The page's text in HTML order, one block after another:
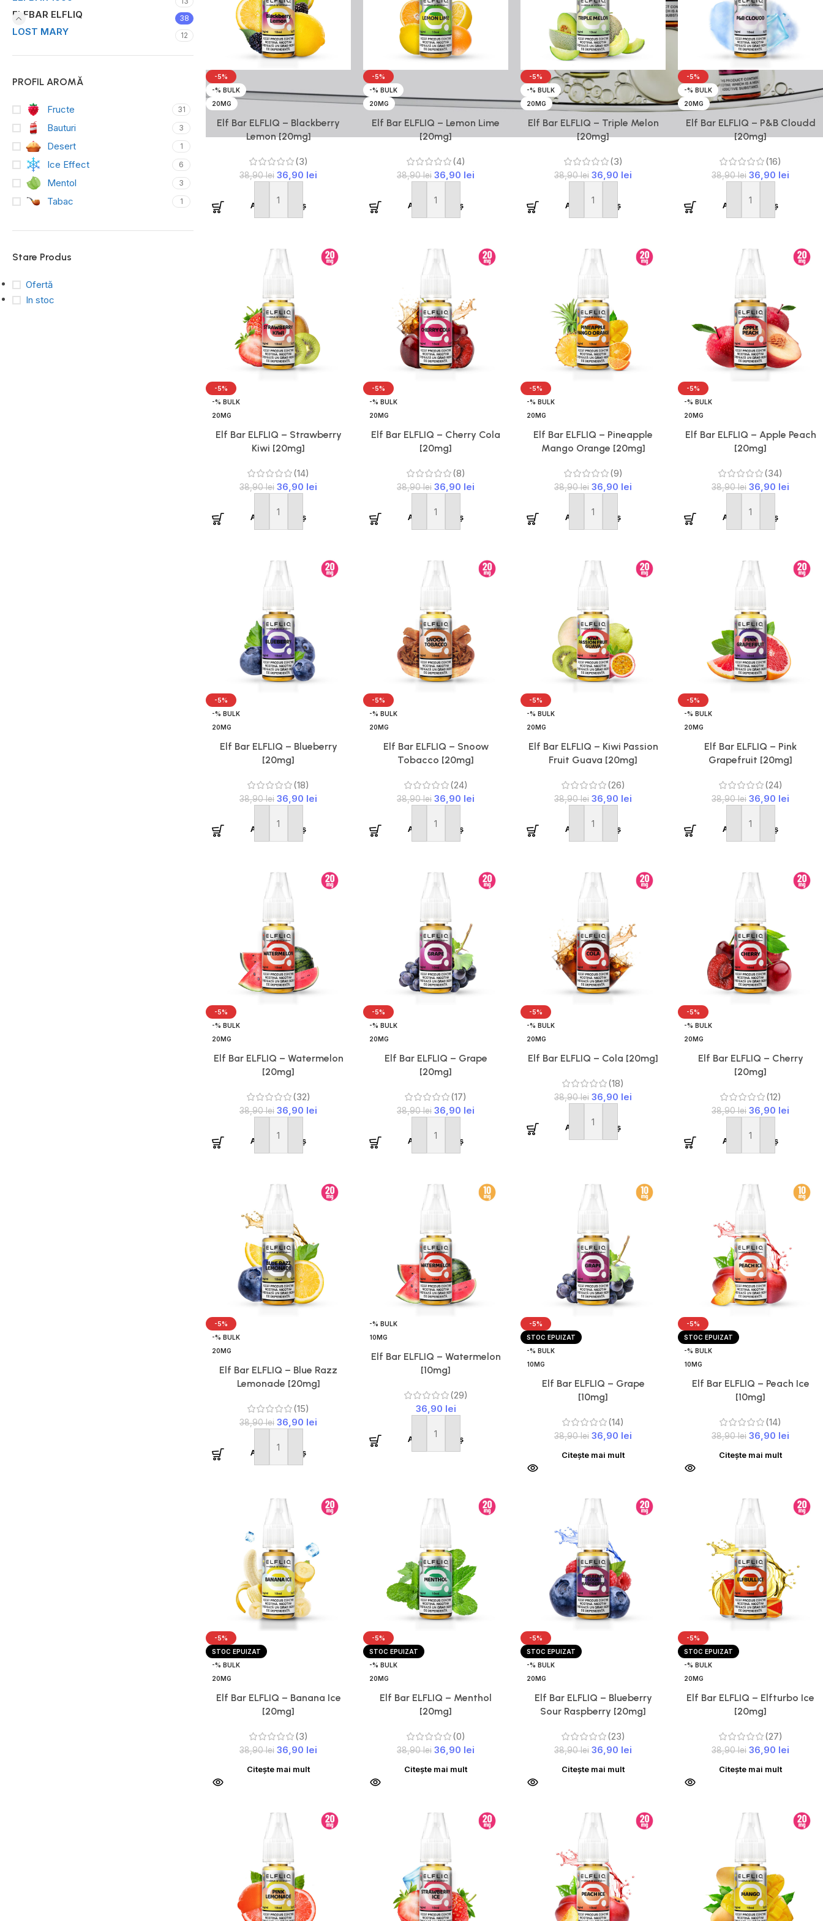
ELFBAR ELFLIQ 38
LOST MARY 12
PROFIL AROMĂ
Fructe 31
Bauturi 3
Desert 1
Ice Effect 6
Mentol 3
Tabac 1
Stare Produs
Ofertă
In stoc
-5%
-% BULK
20MG
Elf Bar ELFLIQ – Blackberry
Lemon [20mg]
(3)
38,90lei 36,90 lei
Adaugă în coș
-5%
-% BULK
20MG
Elf Bar ELFLIQ – Lemon Lime
[20mg]
(4)
38,90lei 36,90 lei
Adaugă în coș
-5%
-% BULK
20MG
Elf Bar ELFLIQ – Triple Melon
[20mg]
(3)
38,90lei 36,90 lei
Adaugă în coș
-5%
-% BULK
20MG
Elf Bar ELFLIQ – P&B Cloudd
[20mg]
(16)
38,90lei 36,90 lei
Adaugă în coș
-5%
-% BULK
20MG
Elf Bar ELFLIQ – Strawberry
Kiwi [20mg]
(14)
38,90lei 36,90 lei
Adaugă în coș
-5%
-% BULK
20MG
Elf Bar ELFLIQ – Cherry Cola
[20mg]
(8)
38,90lei 36,90 lei
Adaugă în coș
-5%
-% BULK
20MG
Elf Bar ELFLIQ – Pineapple
Mango Orange [20mg]
(9)
38,90lei 36,90 lei
Adaugă în coș
-5%
-% BULK
20MG
Elf Bar ELFLIQ – Apple Peach
[20mg]
(34)
38,90lei 36,90 lei
Adaugă în coș
-5%
-% BULK
20MG
Elf Bar ELFLIQ – Blueberry
[20mg]
(18)
38,90lei 36,90 lei
Adaugă în coș
-5%
-% BULK
20MG
Elf Bar ELFLIQ – Snoow
Tobacco [20mg]
(24)
38,90lei 36,90 lei
Adaugă în coș
-5%
-% BULK
20MG
Elf Bar ELFLIQ – Kiwi Passion
Fruit Guava [20mg]
(26)
38,90lei 36,90 lei
Adaugă în coș
-5%
-% BULK
20MG
Elf Bar ELFLIQ – Pink
Grapefruit [20mg]
(24)
38,90lei 36,90 lei
Adaugă în coș
-5%
-% BULK
20MG
Elf Bar ELFLIQ – Watermelon
[20mg]
(32)
38,90lei 36,90 lei
Adaugă în coș
-5%
-% BULK
20MG
Elf Bar ELFLIQ – Grape
[20mg]
(17)
38,90lei 36,90 lei
Adaugă în coș
-5%
-% BULK
20MG
Elf Bar ELFLIQ – Cola [20mg]
(18)
38,90lei 36,90 lei
Adaugă în coș
-5%
-% BULK
20MG
Elf Bar ELFLIQ – Cherry
[20mg]
(12)
38,90lei 36,90 lei
Adaugă în coș
-5%
-% BULK
20MG
Elf Bar ELFLIQ – Blue Razz
Lemonade [20mg]
(15)
38,90lei 36,90 lei
Adaugă în coș
-% BULK
10MG
Elf Bar ELFLIQ – Watermelon
[10mg]
(29)
36,90 lei
Adaugă în coș
-5%
STOC EPUIZAT
-% BULK
10MG
Elf Bar ELFLIQ – Grape
[10mg]
(14)
38,90lei 36,90 lei
Citește mai mult
-5%
STOC EPUIZAT
-% BULK
10MG
Elf Bar ELFLIQ – Peach Ice
[10mg]
(14)
38,90lei 36,90 lei
Citește mai mult
-5%
STOC EPUIZAT
-% BULK
20MG
Elf Bar ELFLIQ – Banana Ice
[20mg]
(3)
38,90lei 36,90 lei
Citește mai mult
-5%
STOC EPUIZAT
-% BULK
20MG
Elf Bar ELFLIQ – Menthol
[20mg]
(0)
38,90lei 36,90 lei
Citește mai mult
-5%
STOC EPUIZAT
-% BULK
20MG
Elf Bar ELFLIQ – Blueberry
Sour Raspberry [20mg]
(23)
38,90lei 36,90 lei
Citește mai mult
-5%
STOC EPUIZAT
-% BULK
20MG
Elf Bar ELFLIQ – Elfturbo Ice
[20mg]
(27)
38,90lei 36,90 lei
Citește mai mult